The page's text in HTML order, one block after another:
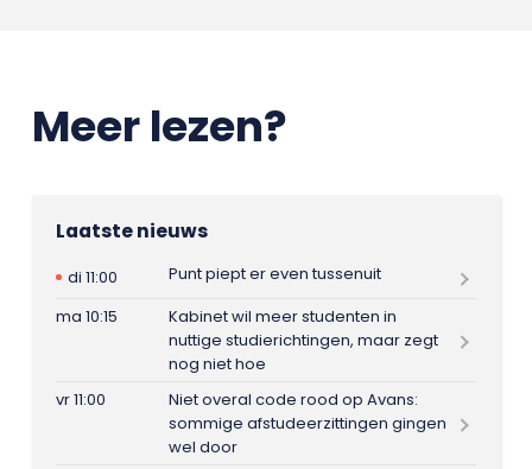
Meer lezen?
Laatste nieuws
di 11:00
Punt piept er even tussenuit
ma 10:15
Kabinet wil meer studenten in
nuttige studierichtingen, maar zegt
nog niet hoe
vr 11:00
Niet overal code rood op Avans:
sommige afstudeerzittingen gingen
wel door